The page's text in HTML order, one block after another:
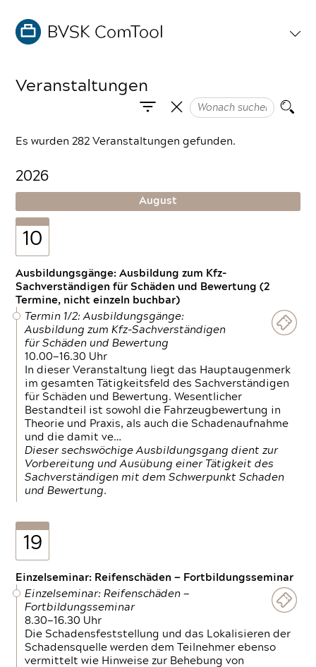
Veranstaltungen
Es wurden 282 Veranstaltungen gefunden.
2026
August
10
Ausbildungsgänge: Ausbildung zum Kfz-
Sachverständigen für Schäden und Bewertung (2
Termine, nicht einzeln buchbar)
Termin 1/2: Ausbildungsgänge:
Ausbildung zum Kfz-Sachverständigen
für Schäden und Bewertung
10.00—16.30 Uhr
In dieser Veranstaltung liegt das Hauptaugenmerk
im gesamten Tätigkeitsfeld des Sachverständigen
für Schäden und Bewertung. Wesentlicher
Bestandteil ist sowohl die Fahrzeugbewertung in
Theorie und Praxis, als auch die Schadenaufnahme
und die damit ve…
Dieser sechswöchige Ausbildungsgang dient zur
Vorbereitung und Ausübung einer Tätigkeit des
Sachverständigen mit dem Schwerpunkt Schaden
und Bewertung.
19
Einzelseminar: Reifenschäden — Fortbildungsseminar
Einzelseminar: Reifenschäden —
Fortbildungsseminar
8.30—16.30 Uhr
Die Schadensfeststellung und das Lokalisieren der
Schadensquelle werden dem Teilnehmer ebenso
vermittelt wie Hinweise zur Behebung von